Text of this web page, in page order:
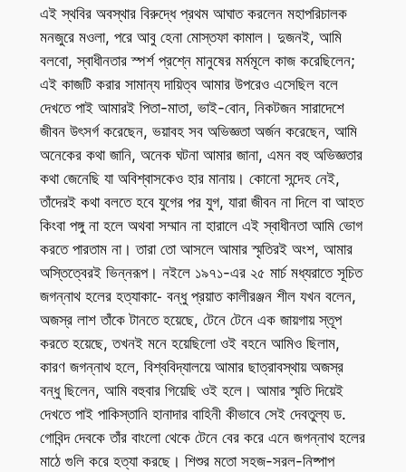
এই স্থবির অবস্থার বিরুদ্ধে প্রথম আঘাত করলেন মহাপরিচালক
মনজুরে মওলা, পরে আবু হেনা মোস্তফা কামাল। দুজনই, আমি
বলবো, স্বাধীনতার স্পর্শ প্রশ্নে মানুষের মর্মমূলে কাজ করেছিলেন;
এই কাজটি করার সামান্য দায়িত্ব আমার উপরেও এসেছিল বলে
দেখতে পাই আমারই পিতা-মাতা, ভাই-বোন, নিকটজন সারাদেশে
জীবন উৎসর্গ করেছেন, ভয়াবহ সব অভিজ্ঞতা অর্জন করেছেন, আমি
অনেকের কথা জানি, অনেক ঘটনা আমার জানা, এমন বহু অভিজ্ঞতার
কথা জেনেছি যা অবিশ্বাসকেও হার মানায়। কোনো সন্দেহ নেই,
তাঁদেরই কথা বলতে হবে যুগের পর যুগ, যারা জীবন না দিলে বা আহত
কিংবা পঙ্গু না হলে অথবা সম্মান না হারালে এই স্বাধীনতা আমি ভোগ
করতে পারতাম না। তারা তো আসলে আমার স্মৃতিরই অংশ, আমার
অস্তিত্বেরই ভিন্নরূপ। নইলে ১৯৭১-এর ২৫ মার্চ মধ্যরাতে সূচিত
জগন্নাথ হলের হত্যাকা-ে বন্ধু প্রয়াত কালীরঞ্জন শীল যখন বলেন,
অজস্র লাশ তাঁকে টানতে হয়েছে, টেনে টেনে এক জায়গায় স্তূপ
করতে হয়েছে, তখনই মনে হয়েছিলো ওই বহনে আমিও ছিলাম,
কারণ জগন্নাথ হলে, বিশ্ববিদ্যালয়ে আমার ছাত্রাবস্থায় অজস্র
বন্ধু ছিলেন, আমি বহুবার গিয়েছি ওই হলে। আমার স্মৃতি দিয়েই
দেখতে পাই পাকিস্তানি হানাদার বাহিনী কীভাবে সেই দেবতুল্য ড.
গোবিন্দ দেবকে তাঁর বাংলো থেকে টেনে বের করে এনে জগন্নাথ হলের
মাঠে গুলি করে হত্যা করছে। শিশুর মতো সহজ-সরল-নিষ্পাপ